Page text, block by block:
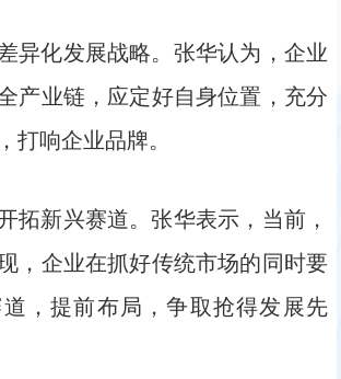
异化发展战略。张华认为，企业
产业链，应定好自身位置，充分
打响企业品牌。
拓新兴赛道。张华表示，当前，
，企业在抓好传统市场的同时要
，提前布局，争取抢得发展先